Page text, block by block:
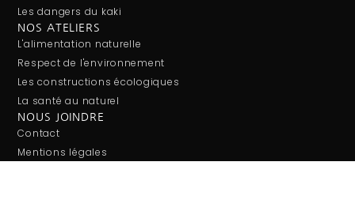
Les dangers du kaki
NOS ATELIERS
L'alimentation naturelle
Respect de l'environnement
Les constructions écologiques
La santé au naturel
NOUS JOINDRE
Contact
Mentions légales